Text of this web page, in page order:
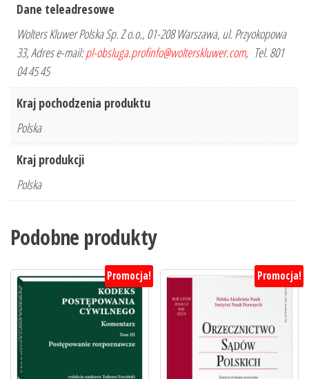
Dane teleadresowe
Wolters Kluwer Polska Sp. Z o.o., 01-208 Warszawa, ul. Przyokopowa
33, Adres e-mail:pl-obsluga.profinfo@wolterskluwer.com, Tel. 801
04 45 45
Kraj pochodzenia produktu
Polska
Kraj produkcji
Polska
Podobne produkty
Promocja! Promocja!